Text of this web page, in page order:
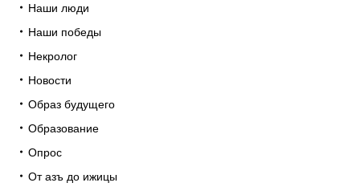
Наши люди
Наши победы
Некролог
Новости
Образ будущего
Образование
Опрос
От азъ до ижицы